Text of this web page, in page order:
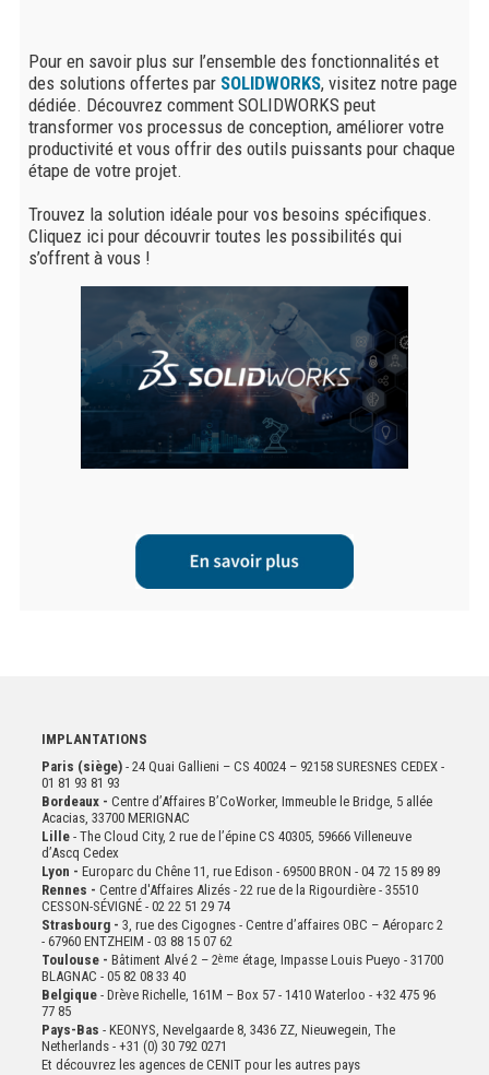
Pour en savoir plus sur l’ensemble des fonctionnalités et
des solutions offertes par SOLIDWORKS, visitez notre page
dédiée. Découvrez comment SOLIDWORKS peut
transformer vos processus de conception, améliorer votre
productivité et vous offrir des outils puissants pour chaque
étape de votre projet.
Trouvez la solution idéale pour vos besoins spécifiques.
Cliquez ici pour découvrir toutes les possibilités qui
s’offrent à vous !
IMPLANTATIONS
Paris (siège) - 24 Quai Gallieni – CS 40024 – 92158 SURESNES CEDEX -
01 81 93 81 93
Bordeaux - Centre d’Affaires B’CoWorker, Immeuble le Bridge, 5 allée
Acacias, 33700 MERIGNAC
Lille- The Cloud City, 2 rue de l’épine CS 40305, 59666 Villeneuve
d’Ascq Cedex
Lyon - Europarc du Chêne 11, rue Edison - 69500 BRON - 04 72 15 89 89
Rennes - Centre d'Affaires Alizés - 22 rue de la Rigourdière - 35510
CESSON-SÉVIGNÉ - 02 22 51 29 74
Strasbourg - 3, rue des Cigognes - Centre d’affaires OBC – Aéroparc 2
- 67960 ENTZHEIM - 03 88 15 07 62
Toulouse - Bâtiment Alvé 2 – 2ème étage, Impasse Louis Pueyo - 31700
BLAGNAC - 05 82 08 33 40
Belgique- Drève Richelle, 161M – Box 57 - 1410 Waterloo - +32 475 96
77 85
Pays-Bas - KEONYS, Nevelgaarde 8, 3436 ZZ, Nieuwegein, The
Netherlands - +31 (0) 30 792 0271
Et découvrez les agences de CENIT pour les autres pays